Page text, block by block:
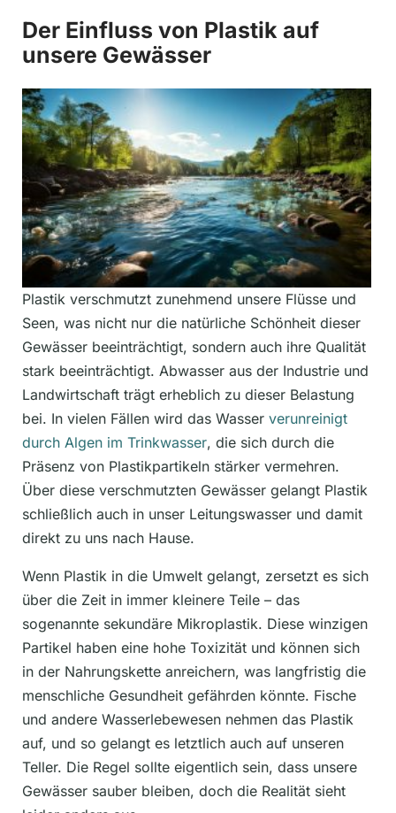
Der Einfluss von Plastik auf
unsere Gewässer
Plastik verschmutzt zunehmend unsere Flüsse und
Seen, was nicht nur die natürliche Schönheit dieser
Gewässer beeinträchtigt, sondern auch ihre Qualität
stark beeinträchtigt. Abwasser aus der Industrie und
Landwirtschaft trägt erheblich zu dieser Belastung
bei. In vielen Fällen wird das Wasser verunreinigt
durch Algen im Trinkwasser, die sich durch die
Präsenz von Plastikpartikeln stärker vermehren.
Über diese verschmutzten Gewässer gelangt Plastik
schließlich auch in unser Leitungswasser und damit
direkt zu uns nach Hause.
Wenn Plastik in die Umwelt gelangt, zersetzt es sich
über die Zeit in immer kleinere Teile – das
sogenannte sekundäre Mikroplastik. Diese winzigen
Partikel haben eine hohe Toxizität und können sich
in der Nahrungskette anreichern, was langfristig die
menschliche Gesundheit gefährden könnte. Fische
und andere Wasserlebewesen nehmen das Plastik
auf, und so gelangt es letztlich auch auf unseren
Teller. Die Regel sollte eigentlich sein, dass unsere
Gewässer sauber bleiben, doch die Realität sieht